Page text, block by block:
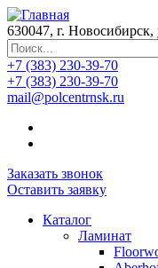
630047, г. Новосибирск,
+7 (383) 230-39-70
+7 (383) 230-39-70
mail@polcentrnsk.ru
Заказать звонок
Оставить заявку
Каталог
Ламинат